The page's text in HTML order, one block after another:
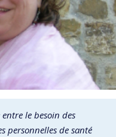
le besoin des
personnelles de santé